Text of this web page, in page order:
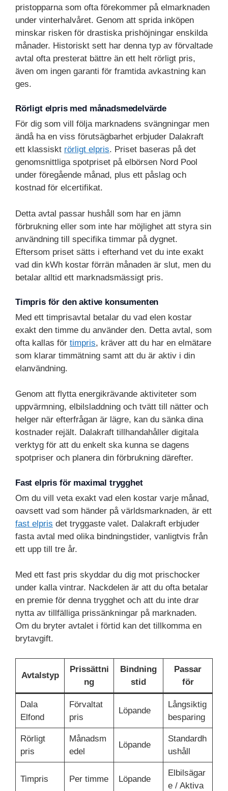
pristopparna som ofta förekommer på elmarknaden
under vinterhalvåret. Genom att sprida inköpen
minskar risken för drastiska prishöjningar enskilda
månader. Historiskt sett har denna typ av förvaltade
avtal ofta presterat bättre än ett helt rörligt pris,
även om ingen garanti för framtida avkastning kan
ges.
Rörligt elpris med månadsmedelvärde
För dig som vill följa marknadens svängningar men
ändå ha en viss förutsägbarhet erbjuder Dalakraft
ett klassiskt rörligt elpris. Priset baseras på det
genomsnittliga spotpriset på elbörsen Nord Pool
under föregående månad, plus ett påslag och
kostnad för elcertifikat.
Detta avtal passar hushåll som har en jämn
förbrukning eller som inte har möjlighet att styra sin
användning till specifika timmar på dygnet.
Eftersom priset sätts i efterhand vet du inte exakt
vad din kWh kostar förrän månaden är slut, men du
betalar alltid ett marknadsmässigt pris.
Timpris för den aktive konsumenten
Med ett timprisavtal betalar du vad elen kostar
exakt den timme du använder den. Detta avtal, som
ofta kallas för timpris, kräver att du har en elmätare
som klarar timmätning samt att du är aktiv i din
elanvändning.
Genom att flytta energikrävande aktiviteter som
uppvärmning, elbilsladdning och tvätt till nätter och
helger när efterfrågan är lägre, kan du sänka dina
kostnader rejält. Dalakraft tillhandahåller digitala
verktyg för att du enkelt ska kunna se dagens
spotpriser och planera din förbrukning därefter.
Fast elpris för maximal trygghet
Om du vill veta exakt vad elen kostar varje månad,
oavsett vad som händer på världsmarknaden, är ett
fast elpris det tryggaste valet. Dalakraft erbjuder
fasta avtal med olika bindningstider, vanligtvis från
ett upp till tre år.
Med ett fast pris skyddar du dig mot prischocker
under kalla vintrar. Nackdelen är att du ofta betalar
en premie för denna trygghet och att du inte drar
nytta av tillfälliga prissänkningar på marknaden.
Om du bryter avtalet i förtid kan det tillkomma en
brytavgift.
Avtalstyp
Prissättni
ng
Bindning
stid
Passar
för
Dala
Elfond
Förvaltat
pris
Löpande
Långsiktig
besparing
Rörligt
pris
Månadsm
edel
Löpande
Standardh
ushåll
Timpris Per timme Löpande
Elbilsägar
e / Aktiva